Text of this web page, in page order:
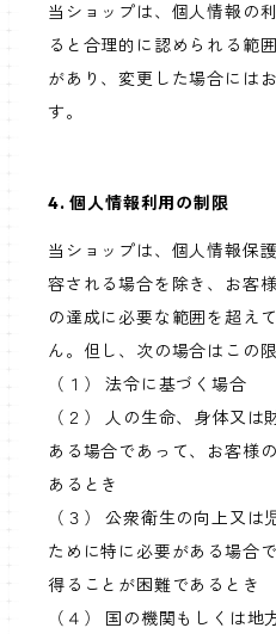
当ショップは、個人情報の
ると合理的に認められる範
があり、変更した場合には
す。
4. 個人情報利用の制限
当ショップは、個人情報保
容される場合を除き、お客
の達成に必要な範囲を超え
ん。但し、次の場合はこの
（１） 法令に基づく場合
（２） 人の生命、身体又
ある場合であって、お客様
あるとき
（３） 公衆衛生の向上又
ために特に必要がある場合
得ることが困難であるとき
（４） 国の機関もしくは